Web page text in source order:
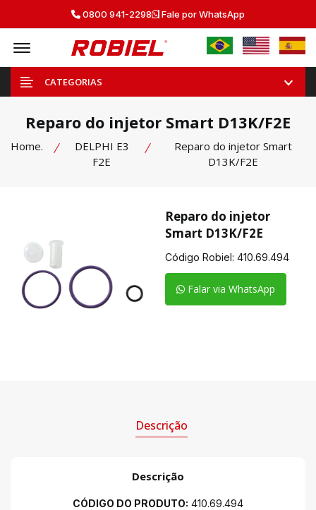
0800 941-2298 Fale por WhatsApp
Offcanvas Menu Open
CATEGORIAS
Reparo do injetor Smart D13K/F2E
Home.
DELPHI E3
F2E
Reparo do injetor Smart
D13K/F2E
Reparo do injetor
Smart D13K/F2E
Código Robiel: 410.69.494
Falar via WhatsApp
Descrição
Descrição
CÓDIGO DO PRODUTO: 410.69.494